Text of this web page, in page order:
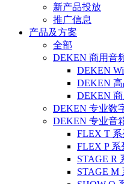
新产品投放
推广信息
产品及方案
全部
DEKEN 商用音
DEKEN
DEKEN
DEKEN
DEKEN 专业数
DEKEN 专业音
FLEX T
FLEX P 系
STAGE R
STAGE M